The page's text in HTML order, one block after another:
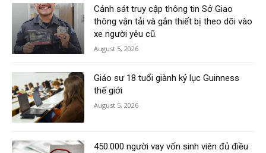
Cảnh sát truy cập thông tin Sở Giao
thông vận tải và gắn thiết bị theo dõi vào
xe người yêu cũ.
August 5, 2026
Giáo sư 18 tuổi giành kỷ lục Guinness
thế giới
August 5, 2026
450.000 người vay vốn sinh viên đủ điều